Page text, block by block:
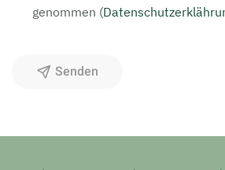
genommen (
Senden